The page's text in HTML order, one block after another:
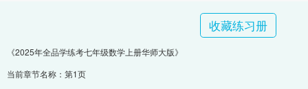
收藏练习册
《2025年全品学练考七年级数学上册华师大版》
当前章节名称：第1页